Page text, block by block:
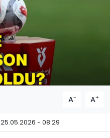
A- A+
25.05.2026 - 08:29